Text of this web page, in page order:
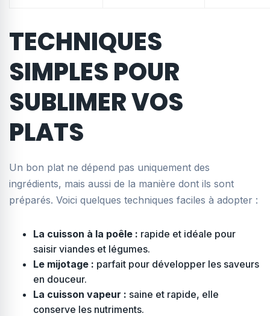
TECHNIQUES
SIMPLES POUR
SUBLIMER VOS
PLATS
Un bon plat ne dépend pas uniquement des
ingrédients, mais aussi de la manière dont ils sont
préparés. Voici quelques techniques faciles à adopter :
La cuisson à la poêle : rapide et idéale pour
saisir viandes et légumes.
Le mijotage : parfait pour développer les saveurs
en douceur.
La cuisson vapeur : saine et rapide, elle
conserve les nutriments.